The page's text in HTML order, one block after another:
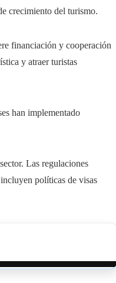
crecimiento del turismo.
financiación y cooperación
y atraer turistas
han implementado
Las regulaciones
políticas de visas